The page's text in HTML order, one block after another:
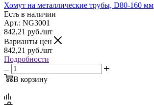
Хомут на металлические трубы, D80-160 мм
Есть в наличии
Арт.: NG3001
842,21 руб./шт
Варианты цен
842,21 руб./шт
Подробности
В корзину